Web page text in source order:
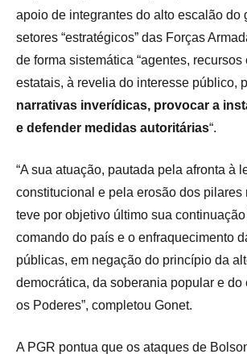
apoio de integrantes do alto escalão do
setores “estratégicos” das Forças
de forma sistemática “agentes,
estatais, à revelia do interesse público,
narrativas inverídicas, provocar a
e defender medidas autoritárias“.
“A sua atuação, pautada pela afronta à
constitucional e pela erosão dos pilares
teve por objetivo último sua
comando do país e o enfraquecimento
públicas, em negação do princípio da
democrática, da soberania popular e do
os Poderes”, completou Gonet.
A PGR pontua que os ataques de